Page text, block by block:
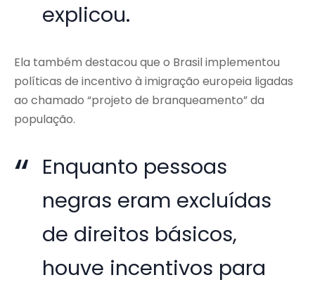
explicou.
Ela também destacou que o Brasil implementou
políticas de incentivo à imigração europeia ligadas
ao chamado “projeto de branqueamento” da
população.
Enquanto pessoas
negras eram excluídas
de direitos básicos,
houve incentivos para